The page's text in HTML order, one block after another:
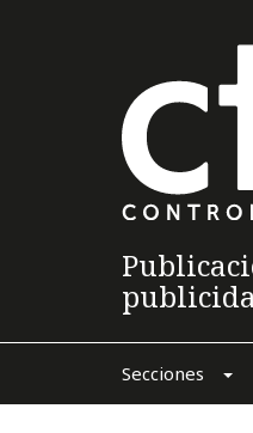
Secciones